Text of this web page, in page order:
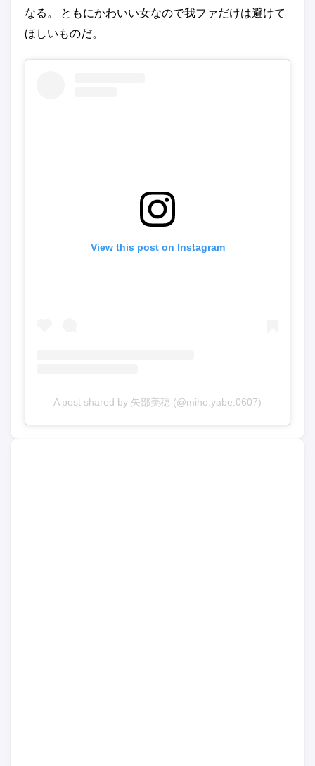
なる。 ともにかわいい女なので我ファだけは避けて
ほしいものだ。
View this post on Instagram
A post shared by 矢部美穂 (@miho.yabe.0607)